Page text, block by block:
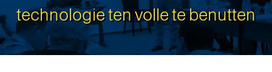
technologie ten volle te benutten